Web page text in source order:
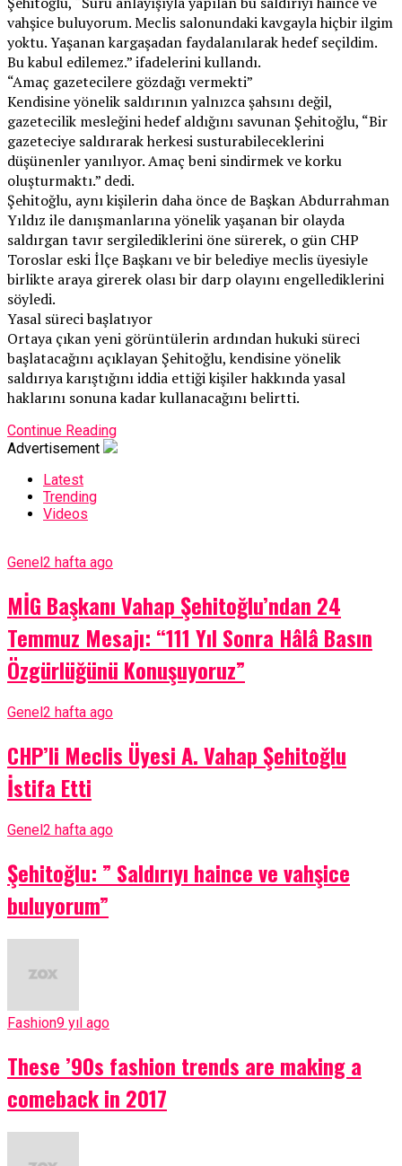
vahşice buluyorum. Meclis salonundaki kavgayla hiçbir ilgim
yoktu. Yaşanan kargaşadan faydalanılarak hedef seçildim.
Bu kabul edilemez.” ifadelerini kullandı.
“Amaç gazetecilere gözdağı vermekti”
Kendisine yönelik saldırının yalnızca şahsını değil,
gazetecilik mesleğini hedef aldığını savunan Şehitoğlu, “Bir
gazeteciye saldırarak herkesi susturabileceklerini
düşünenler yanılıyor. Amaç beni sindirmek ve korku
oluşturmaktı.” dedi.
Şehitoğlu, aynı kişilerin daha önce de Başkan Abdurrahman
Yıldız ile danışmanlarına yönelik yaşanan bir olayda
saldırgan tavır sergilediklerini öne sürerek, o gün CHP
Toroslar eski İlçe Başkanı ve bir belediye meclis üyesiyle
birlikte araya girerek olası bir darp olayını engellediklerini
söyledi.
Yasal süreci başlatıyor
Ortaya çıkan yeni görüntülerin ardından hukuki süreci
başlatacağını açıklayan Şehitoğlu, kendisine yönelik
saldırıya karıştığını iddia ettiği kişiler hakkında yasal
haklarını sonuna kadar kullanacağını belirtti.
Continue Reading
Advertisement
Latest
Trending
Videos
Genel 2 hafta ago
MİG Başkanı Vahap Şehitoğlu’ndan 24
Temmuz Mesajı: “111 Yıl Sonra Hâlâ Basın
Özgürlüğünü Konuşuyoruz”
Genel2 hafta ago
CHP’li Meclis Üyesi A. Vahap Şehitoğlu
İstifa Etti
Genel2 hafta ago
Şehitoğlu: ” Saldırıyı haince ve vahşice
buluyorum”
Fashion9 yıl ago
These ’90s fashion trends are making a
comeback in 2017